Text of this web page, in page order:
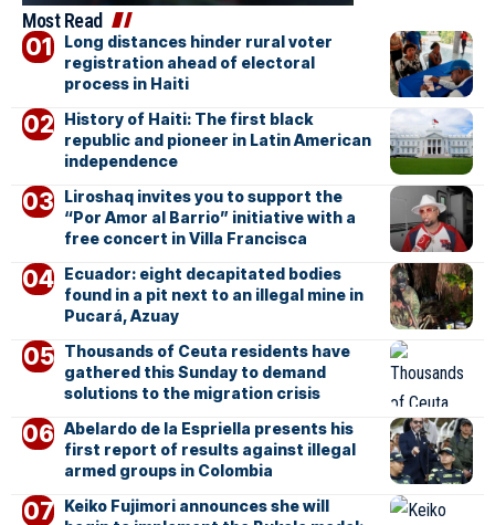
Most Read
Long distances hinder rural voter
registration ahead of electoral
process in Haiti
History of Haiti: The first black
republic and pioneer in Latin American
independence
Liroshaq invites you to support the
“Por Amor al Barrio” initiative with a
free concert in Villa Francisca
Ecuador: eight decapitated bodies
found in a pit next to an illegal mine in
Pucará, Azuay
Thousands of Ceuta residents have
gathered this Sunday to demand
solutions to the migration crisis
Abelardo de la Espriella presents his
first report of results against illegal
armed groups in Colombia
Keiko Fujimori announces she will